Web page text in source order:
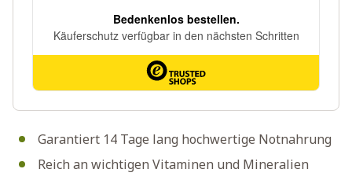
Garantiert 14 Tage lang hochwertige Notnahrung
Reich an wichtigen Vitaminen und Mineralien